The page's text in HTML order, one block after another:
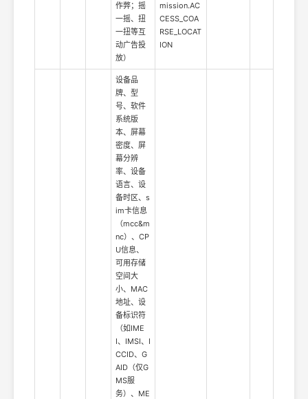
作弊；摇
一摇、扭
一扭等互
动广告投
放）
mission.AC
CESS_COA
RSE_LOCAT
ION
设备品
牌、型
号、软件
系统版
本、屏幕
密度、屏
幕分辨
率、设备
语言、设
备时区、s
im卡信息
（mcc&m
nc）、CP
U信息、
可用存储
空间大
小、MAC
地址、设
备标识符
（如IME
I、IMSI、I
CCID、G
AID（仅G
MS服
务）、ME